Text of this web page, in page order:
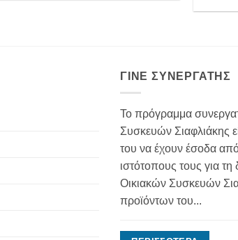
ΓΊΝΕ ΣΥΝΕΡΓΆΤΗΣ
Το πρόγραμμα
Συσκευών Σιαφλιάκης
του να έχουν έσοδα
ιστότοπους τους για τη
Οικιακών Συσκευών
προϊόντων του...